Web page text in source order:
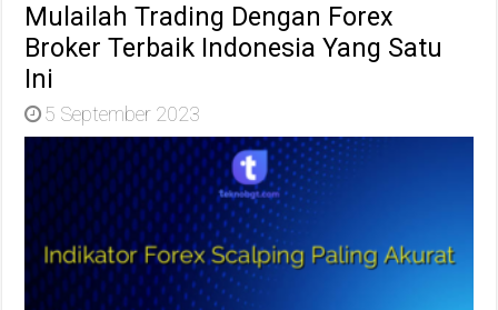
Mulailah Trading Dengan Forex
Broker Terbaik Indonesia Yang Satu
Ini
5 September 2023